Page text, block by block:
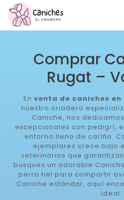
Comprar
Rugat –
En venta de caniches en
nuestro criadero
Caniche, nos
excepcionales con pedigrí,
entorno lleno de cariño.
ejemplares crece bajo
veterinarios que
busques un adorable
perro fiel para compartir
Caniche estándar, aquí
ideal.